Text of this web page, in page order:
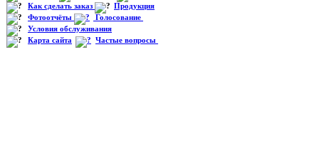
Как сделать заказ
Продукция
Фотоотчёты
Голосование
Условия обслуживания
Карта сайта
Частые вопросы